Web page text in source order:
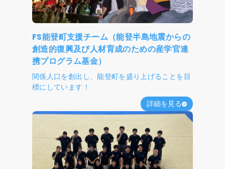
FS能登町支援チーム（能登半島地震からの
創造的復興及び人材育成のための産学官連
携プログラム基金）
関係人口を創出し、能登町を盛り上げることを目
標にしています！
詳細を見る